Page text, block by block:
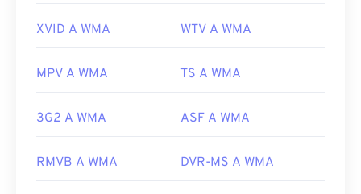
XVID A WMA WTV A WMA
MPV A WMA TS A WMA
3G2 A WMA ASF A WMA
RMVB A WMA DVR-MS A WMA